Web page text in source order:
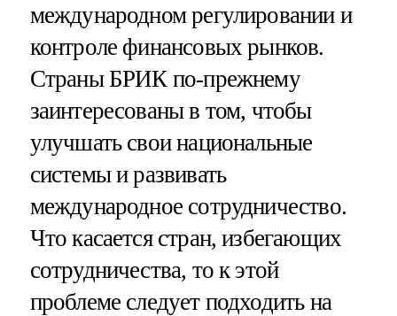
международном регулировании и
контроле финансовых рынков.
Страны БРИК по-прежнему
заинтересованы в том, чтобы
улучшать свои национальные
системы и развивать
международное сотрудничество.
Что касается стран, избегающих
сотрудничества, то к этой
проблеме следует подходить на